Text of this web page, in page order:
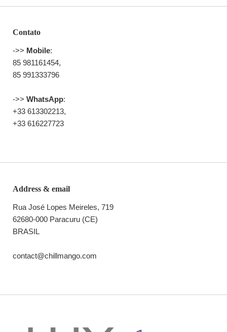
Contato
->> Mobile:
85 981161454,
85 991333796
->> WhatsApp:
+33 613302213,
+33 616227723
Address & email
Rua José Lopes Meireles, 719
62680-000 Paracuru (CE)
BRASIL
contact@chillmango.com